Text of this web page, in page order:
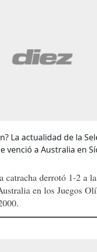
catracha derrotó 1-2 a la
en los Juegos